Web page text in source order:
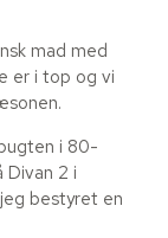
mad med
er i top og vi
i 80-
Divan 2 i
jeg bestyret en